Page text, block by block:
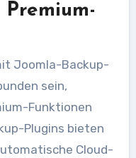
Joomla-Backup-
sein,
Funktionen
Plugins bieten
Cloud-